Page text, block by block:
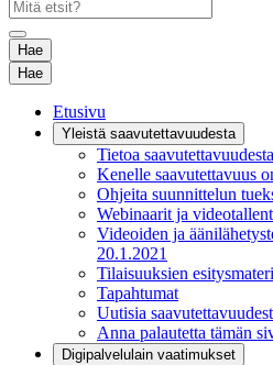
Hae
Hae
Etusivu
Yleistä saavutettavuudesta
Tietoa saavutettavuudesta
Kenelle saavutettavuus
Ohjeita suunnittelun
Webinaarit ja
Videoiden ja
20.1.2021
Tilaisuuksien
Tapahtumat
Uutisia
Anna palautetta tämän
Digipalvelulain vaatimukset